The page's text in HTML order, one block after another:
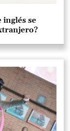
inglés se